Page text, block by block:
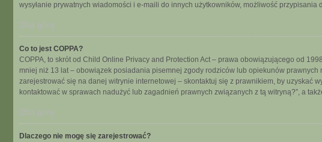
wysyłanie prywatnych wiadomości i e-maili do innych użytkowników, możliwość
Na górę
Co to jest COPPA?
COPPA, to skrót od Child Online Privacy and Protection Act – prawa obowiązującego od
mniej niż 13 lat – obowiązek posiadania pisemnej zgody rodziców lub opiekunów
zarejestrować się na danej witrynie internetowej – skontaktuj się z prawnikiem, by uzyskać
kontaktować w sprawach nadużyć lub zagadnień prawnych związanych z tą witryną?”, a
Na górę
Dlaczego nie mogę się zarejestrować?